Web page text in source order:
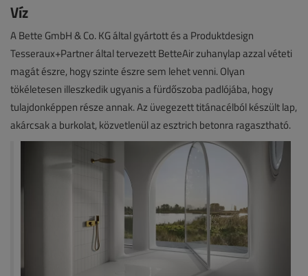
Víz
A Bette GmbH & Co. KG által gyártott és a Produktdesign
Tesseraux+Partner által tervezett BetteAir zuhanylap azzal véteti
magát észre, hogy szinte észre sem lehet venni. Olyan
tökéletesen illeszkedik ugyanis a fürdőszoba padlójába, hogy
tulajdonképpen része annak. Az üvegezett titánacélból készült lap,
akárcsak a burkolat, közvetlenül az esztrich betonra ragasztható.